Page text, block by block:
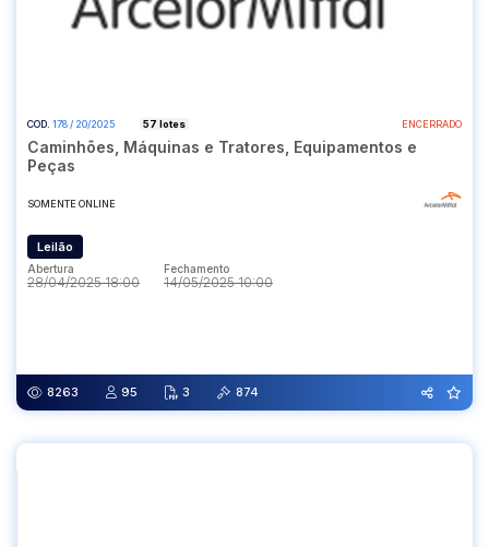
COD. 178 / 20/2025 57 lotes ENCERRADO
Caminhões, Máquinas e Tratores, Equipamentos e
Peças
SOMENTE ONLINE
Leilão
Abertura
28/04/2025 18:00
Fechamento
14/05/2025 10:00
8263 95 3 874